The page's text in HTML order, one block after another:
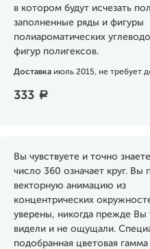
в котором будут исчезать
заполненные ряды и фигуры
полиароматических
фигур полигексов.
Доставка июль 2015, не требует
333 a
Вы чувствуете и точно
число 360 означает круг. Вы
векторную анимацию из
концентрических
уверены, никогда прежде Вы
видели и не ощущали.
подобранная цветовая гамма